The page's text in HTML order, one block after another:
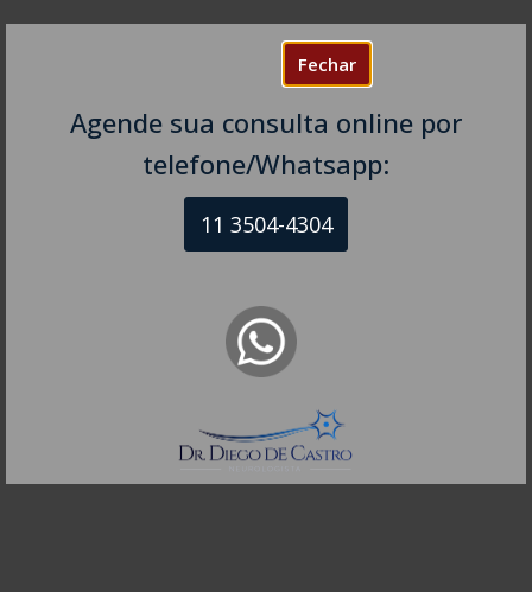
Fechar
Agende sua consulta online por
telefone/Whatsapp:
11 3504-4304
Prover Soluções cada vez mais
completas de forma facilitada para a gestão da saúde
humanidade e sustentabilidade. Destinado ao
público em geral.
NEUROLOGISTA EM SÃO PAULO – SP
R. Itapeva, 518 - sala 1301
Bela Vista - São Paulo - SP